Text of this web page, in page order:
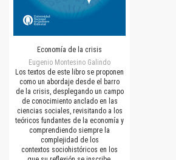
Economía de la crisis
Eugenio Montesino Galindo
Los textos de este libro se proponen
como un abordaje desde el barro
de la crisis, desplegando un campo
de conocimiento anclado en las
ciencias sociales, revisitando a los
teóricos fundantes de la economía y
comprendiendo siempre la
complejidad de los
contextos sociohistóricos en los